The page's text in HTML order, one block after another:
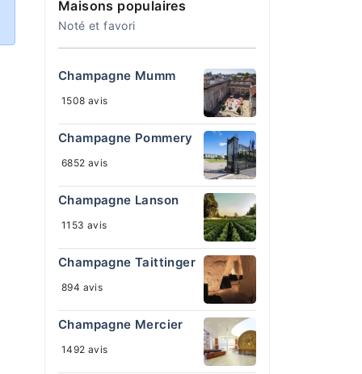
Maisons populaires
Noté et favori
Champagne Mumm
1508 avis
Champagne Pommery
6852 avis
Champagne Lanson
1153 avis
Champagne Taittinger
894 avis
Champagne Mercier
1492 avis